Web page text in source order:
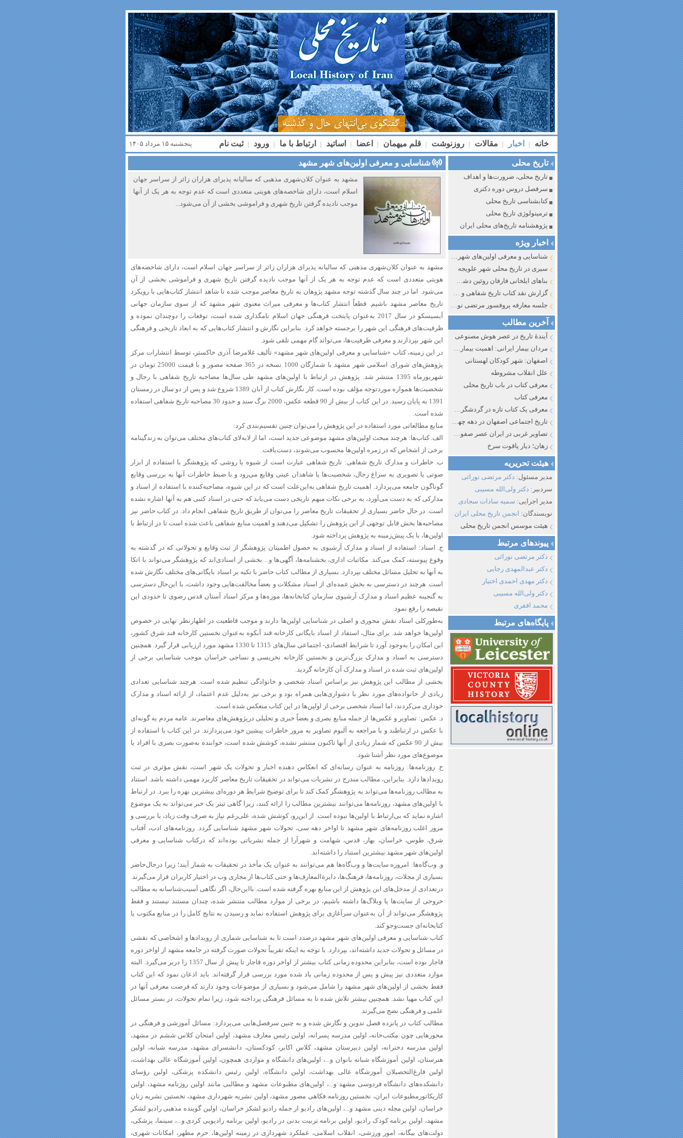
خانه | اخبار | مقالات | روزنوشت | قلم میهمان | اعضا | اساتید | ارتباط با ما | ورود | ثبت نام پنجشنبه ۱۵ مرداد ۱۴۰۵
تاریخ محلی
تاریخ محلی، ضرورت‌ها و اهداف
سرفصل دروس دوره دکتری
کتابشناسی تاریخ محلی
ترمینولوژی تاریخ محلی
پژوهشنامه تاریخ‌های محلی ایران
اخبار ویژه
شناسایی و معرفی اولین‌های شهر مشهد
سیری در تاریخ محلی شهر علویجه
بناهای ایلخانی فارفان روئین دشت اصفهان
گزارش نقد کتاب تاریخ شفاهی و جایگاه آن در تاریخ نگاری معاصر ایران ۱۳۸۵-۱۳۵۸
جلسه معارفه پروفسور مرتضی نورائی در دپارتمان شرق‌شناسی دانشگاه صوفیا، بلغارستان
آخرین مطالب
آیندهٔ تاریخ در عصر هوش مصنوعی
مردان بیمار ایرانی: اهمیت بیماری به عنوان عاملی در تفسیر تاریخ سیاسی ایران جدید
اصفهان: شهر کودکان لهستانی
علل انقلاب مشروطه
معرفی کتاب در باب تاریخ محلی
معرفی کتاب
معرفی یک کتاب تازه در گردشگری اصفهان
تاریخ اجتماعی اصفهان در دهه چهل و پنجاه از نگاه طنز نوروز جمشاد
تصاویر غربی در ایران عصر صفوی و قاجار
زهان؛ دیار یاقوت سرخ
هیئت تحریریه
مدیر مسئول: دکتر مرتضی نورائی
سردبیر: دکتر ولی‌الله مسیبی
مدیر اجرایی: سمیه سادات سجادی
نویسندگان: انجمن تاریخ محلی ایران
هیئت موسس انجمن تاریخ محلی
پیوند‌های مرتبط
دکتر مرتضی نورائی
دکتر عبدالمهدی رجایی
دکتر مهدی احمدی اختیار
دکتر ولی‌الله مسیبی
محمد افقری
پایگاه‌های مرتبط
شناسایی و معرفی اولین‌های شهر مشهد
مشهد به ‌عنوان کلان‌شهری مذهبی که سالیانه پذیرای هزاران زائر از سراسر جهان
اسلام است، دارای شاخصه‌های هویتی متعددی است که عدم توجه به هر یک از آنها
موجب نادیده گرفتن تاریخ شهری و فراموشی بخشی از آن می‌شود...
مشهد به ‌عنوان کلان‌شهری مذهبی که سالیانه پذیرای هزاران زائر از سراسر جهان اسلام است، دارای شاخصه‌های
هویتی متعددی است که عدم توجه به هر یک از آنها موجب نادیده گرفتن تاریخ شهری و فراموشی بخشی از آن
می‌شود. اما در چند سال گذشته توجه مشهد پژوهان به تاریخ معاصر موجب شده تا شاهد انتشار کتاب‌هایی با رویکرد
تاریخ معاصر مشهد باشیم. قطعاً انتشار کتاب‌ها و معرفی میراث معنوی شهر مشهد که از سوی سازمان جهانی
آیسیسکو در سال 2017 به‌عنوان پایتخت فرهنگی جهان اسلام نامگذاری شده است، توقعات را دوچندان نموده و
ظرفیت‌های فرهنگی این شهر را برجسته خواهد کرد. بنابراین نگارش و انتشار کتاب‌هایی که به ابعاد تاریخی و فرهنگی
این شهر بپردازند و معرفی ظرفیت‌ها، می‌تواند گام مهمی تلقی شود.
در این زمینه، کتاب «شناسایی و معرفی اولین‌های شهر مشهد» تألیف غلامرضا آذری خاکستر، توسط انتشارات مرکز
پژوهش‌های شورای اسلامی شهر مشهد با شمارگان 1000 نسخه در 365 صفحه مصور و با قیمت 25000 تومان در
شهریورماه 1395 منتشر شد. پژوهش در ارتباط با اولین‌های مشهد طی سال‌ها مصاحبه تاریخ شفاهی با رجال و
شخصیت‌ها همواره موردتوجه مؤلف بوده است. کار نگارش کتاب از آبان 1389 شروع شد و پس از دو سال در زمستان
1391 به پایان رسید. در این کتاب از بیش از 90 قطعه عکس، 2000 برگ سند و حدود 30 مصاحبه تاریخ شفاهی استفاده‌
شده است.
منابع مطالعاتی مورد استفاده در این پژوهش را می‌توان چنین تقسیم‌بندی کرد:
الف. کتاب‌ها: هرچند مبحث اولین‌های مشهد موضوعی جدید است، اما از لابه‌لای کتاب‌های مختلف می‌توان به زندگینامه
برخی از اشخاص که در زمره اولین‌ها محسوب می‌شوند، دست‌یافت.
ب. خاطرات و مدارک تاریخ شفاهی: تاریخ شفاهی عبارت است از شیوه یا روشی که پژوهشگر با استفاده از ابزار
صوتی یا تصویری به سراغ رجال، شخصیت‌ها یا شاهدان عینی وقایع می‌رود و با ضبط خاطرات آنها به بررسی وقایع
گوناگون جامعه می‌پردازد. اهمیت تاریخ شفاهی به‌این‌علت است که در این شیوه، مصاحبه‌کننده با استفاده از اسناد و
مدارکی که به دست می‌آورد، به برخی نکات مبهم تاریخی دست می‌یابد که حتی در اسناد کتبی هم به آنها اشاره نشده
است. در حال حاضر بسیاری از تحقیقات تاریخ معاصر را می‌توان از طریق تاریخ شفاهی انجام داد. در کتاب حاضر نیز
مصاحبه‌ها بخش قابل توجهی از این پژوهش را تشکیل می‌دهند و اهمیت منابع شفاهی باعث شده است تا در ارتباط با
اولین‌ها، با یک پیش‌زمینه به پژوهش پرداخته شود.
ج. اسناد: استفاده از اسناد و مدارک آرشیوی به حصول اطمینان پژوهشگر از ثبت وقایع و تحولاتی که در گذشته به
وقوع پیوسته، کمک می‌کند. مکاتبات اداری، بخشنامه‌ها، آگهی‌ها و... بخشی از اسنادی‌اند که پژوهشگر می‌تواند با اتکا
به آنها به تحلیل مسائل مختلف بپردازد. بسیاری از مطالب کتاب حاضر با تکیه‌ بر اسناد بایگانی‌های مختلف نگارش شده
است. هرچند در دسترسی به بخش عمده‌ای از اسناد مشکلات و بعضاً مخالفت‌هایی وجود داشت، با این‌حال دسترسی
به گنجینه عظیم اسناد و مدارک آرشیوی سازمان کتابخانه‌ها، موزه‌ها و مرکز اسناد آستان قدس رضوی تا حدودی این
نقیصه را رفع نمود.
به‌طورکلی اسناد نقش محوری و اصلی در شناسایی اولین‌ها دارند و موجب قاطعیت در اظهارنظر نهایی در خصوص
اولین‌ها خواهد شد. برای مثال، استفاد از اسناد بایگانی کارخانه قند آبکوه به‌عنوان نخستین کارخانه قند شرق کشور،
این امکان را به‌وجود آورد تا شرایط اقتصادی- اجتماعی سال‌های 1315 تا 1330 مشهد مورد ارزیابی قرار گیرد. همچنین
دسترسی به اسناد و مدارک بزرگ‌ترین و نخستین کارخانه نخریسی و نساجی خراسان موجب شناسایی برخی از
اولین‌های ثبت شده در اسناد و مدارک آن کارخانه گردید.
بخشی از مطالب این پژوهش نیز براساس اسناد شخصی و خانوادگی تنظیم شده است. هرچند شناسایی تعدادی
زیادی از خانواده‌های مورد نظر با دشواری‌هایی همراه بود و برخی نیز به‌دلیل عدم اعتماد، از ارائه اسناد و مدارک
خوداری می‌کردند، اما اسناد شخصی برخی از اولین‌ها در این کتاب منعکس شده است.
د. عکس: تصاویر و عکس‌ها از جمله منابع بصری و بعضاً خبری و تحلیلی درپژوهش‌های معاصرند. عامه مردم به گونه‌ای
با عکس در ارتباطند و با مراجعه به آلبوم تصاویر به مرور خاطرات پیشین خود می‌پردازند. در این کتاب با استفاده از
بیش از 90 عکس که شمار زیادی از آنها تاکنون منتشر نشده، کوشش شده است، خواننده به‌صورت بصری با افراد یا
موضوع‌های مورد نظر آشنا شود.
ح. روزنامه‌ها: روزنامه به عنوان رسانه‌ای که انعکاس دهنده اخبار و تحولات یک شهر است، نقش مؤثری در ثبت
رویدادها دارد. بنابراین، مطالب مندرج در نشریات می‌تواند در تحقیقات تاریخ معاصر کاربرد مهمی داشته باشد. استناد
به مطالب روزنامه‌ها می‌تواند به پژوهشگر کمک کند تا برای توضیح شرایط هر دوره‌ای بیشترین بهره را ببرد. در ارتباط
با اولین‌های مشهد، روزنامه‌ها می‌توانند بیشترین مطالب را ارائه کنند، زیرا گاهی تیتر یک خبر می‌تواند به یک موضوع
اشاره نماید که بی‌ارتباط با اولین‌ها نبوده است. از این‌رو، کوشش شده، علی‌رغم نیاز به صرف وقت زیاد، با بررسی و
مرور اغلب روزنامه‌های شهر مشهد تا اواخر دهه سی، تحولات شهر مشهد شناسایی گردد. روزنامه‌های ادب، آفتاب
شرق، طوس، خراسان، بهار، قدس، شهامت و شهرآرا از جمله نشریاتی بوده‌اند که درکتاب شناسایی و معرفی
اولین‌های شهر مشهد بیشترین استناد را داشته‌اند.
و. وب‌گاه‌ها: امروزه سایت‌ها و وب‌گاه‌ها هم می‌توانند به عنوان یک مأخذ در تحقیقات به شمار آیند؛ زیرا درحال‌حاضر
بسیاری از مجلات، روزنامه‌ها، فرهنگ‌ها، دایرةالمعارف‌ها و حتی کتاب‌ها از مجاری وب در اختیار کاربران قرار می‌گیرند.
درتعدادی از مدخل‌های این پژوهش از این منابع بهره گرفته شده است. بااین‌حال، اگر نگاهی آسیب‌شناسانه به مطالب
خروجی از سایت‌ها یا وبلاگ‌ها داشته باشیم، در برخی از موارد مطالب منتشر شده، چندان مستند نیستند و فقط
پژوهشگر می‌تواند از آن به‌عنوان سرآغازی برای پژوهش استفاده نماید و رسیدن به نتایج کامل را در منابع مکتوب یا
کتابخانه‌ای جست‌وجو کند.
کتاب شناسایی و معرفی اولین‌های شهر مشهد درصدد است تا به شناسایی شماری از رویدادها و اشخاصی که نقشی
در مسائل و تحولات جدید داشته‌اند، بپردازد. با توجه به اینکه تقریباً تحولات صورت گرفته در جامعه مشهد از اواخر دوره
قاجار بوده است، بنابراین محدوده زمانی کتاب بیشتر از اواخر دوره قاجار تا پیش از سال 1357 را دربر می‌گیرد. البته
موارد متعددی نیز پیش و پس از محدوده زمانی یاد شده مورد بررسی قرار گرفته‌اند. باید اذعان نمود که این کتاب
فقط بخشی از اولین‌های شهر مشهد را شامل می‌شود و بسیاری از موضوعات وجود دارند که فرصت معرفی آنها در
این کتاب مهیا نشد. همچنین بیشتر تلاش شده تا به مسائل فرهنگی پرداخته شود، زیرا تمام تحولات، در بستر مسائل
علمی و فرهنگی نضج می‌گیرند.
مطالب کتاب در پانزده فصل تدوین و نگارش شده و به چنین سرفصل‌هایی می‌پردازد: مسائل آموزشی و فرهنگی در
محورهایی چون مکتب‌خانه، اولین مدرسه پسرانه، اولین رئیس معارف مشهد، اولین امتحان کلاس ششم در مشهد،
اولین مدرسه دخترانه، اولین دبیرستان مشهد، کلاس اکابر، کودکستان، دانشسرای مشهد، مدرسه شبانه، اولین
هنرستان، اولین آموزشگاه شبانه بانوان و...، اولین‌های دانشگاه و مواردی همچون، اولین آموزشگاه عالی بهداشت،
اولین فارغ‌التحصیلان آموزشگاه عالی بهداشت، اولین دانشگاه، اولین رئیس دانشکده پزشکی، اولین رؤسای
دانشکده‌های دانشگاه فردوسی مشهد و...، اولین‌های مطبوعات مشهد و مطالبی مانند اولین روزنامه مشهد، اولین
کاریکاتورمطبوعات ایران، نخستین روزنامه فکاهی مصور مشهد، اولین نشریه شهرداری مشهد، نخستین نشریه زنان
خراسان، اولین مجله دینی مشهد و...، اولین‌های رادیو از جمله رادیو لشکر خراسان، اولین گوینده مذهبی رادیو لشکر
مشهد، اولین برنامه کودک رادیو، اولین برنامه تربیت بدنی در رادیو، اولین برنامه رادیویی کردی و...، سینما، پزشکی،
دولت‌های بیگانه، امور ورزشی، انقلاب اسلامی، عملکرد شهرداری در زمینه اولین‌ها، حرم مطهر، امکانات شهری،